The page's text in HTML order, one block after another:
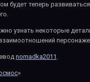
будет теперь
узнать некоторые
nomadka2011 .
»